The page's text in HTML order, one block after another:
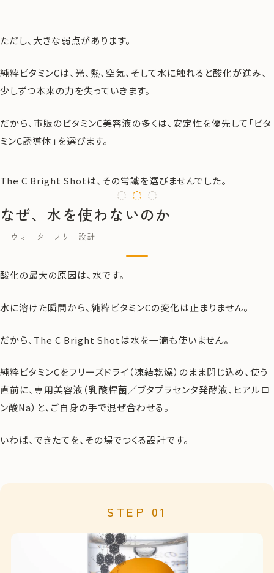
ただし、大きな弱点があります。
純粋ビタミンCは、光、熱、空気、そして水に触れると酸化が進み、
少しずつ本来の力を失っていきます。
だから、市販のビタミンC美容液の多くは、安定性を優先して「ビタ
ミンC誘導体」を選びます。
The C Bright Shotは、その常識を選びませんでした。
なぜ、水を使わないのか
− ウォーターフリー設計 −
酸化の最大の原因は、水です。
水に溶けた瞬間から、純粋ビタミンCの変化は止まりません。
だから、The C Bright Shotは水を一滴も使いません。
純粋ビタミンCをフリーズドライ（凍結乾燥）のまま閉じ込め、使う
直前に、専用美容液（乳酸桿菌／ブタプラセンタ発酵液、ヒアルロ
ン酸Na）と、ご自身の手で混ぜ合わせる。
いわば、できたてを、その場でつくる設計です。
STEP 01